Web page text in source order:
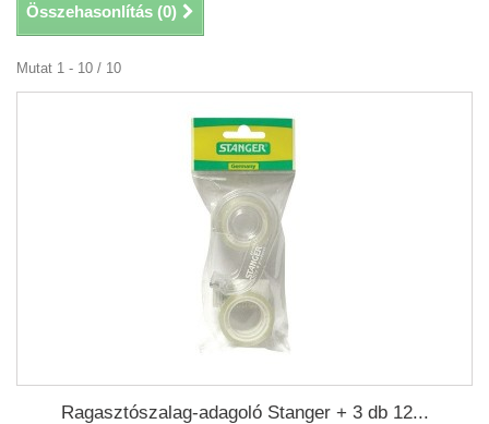
Összehasonlítás (0)
Mutat 1 - 10 / 10
Ragasztószalag-adagoló Stanger + 3 db 12...